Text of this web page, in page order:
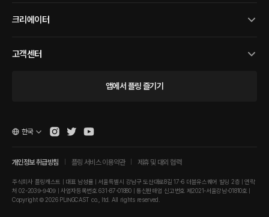
크리에이터
고객센터
앱에서 플링 즐기기
개인정보 취급방침 플링 서비스 이용약관 제휴 및 대외 협력
주식회사 플링캐스트 | 대표 남성률 | 서울특별시 강남구 도산대로8길 17-6 더블유스퀘어 빌딩 2층 | 연락
처 02-2039-9409 | 사업자등록번호 631-87-01880 | 통신판매업 신고번호 제2021-서울강남-01810호 |
Copyright © 2026 PLINGCAST co., ltd. All rights reserved.
한국